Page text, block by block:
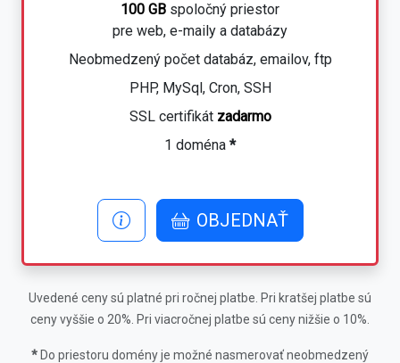
100 GB spoločný priestor
pre web, e-maily a databázy
Neobmedzený počet databáz, emailov, ftp
PHP, MySql, Cron, SSH
SSL certifikát zadarmo
1 doména *
OBJEDNAŤ
Uvedené ceny sú platné pri ročnej platbe. Pri kratšej platbe sú
ceny vyššie o 20%. Pri viacročnej platbe sú ceny nižšie o 10%.
* Do priestoru domény je možné nasmerovať neobmedzený